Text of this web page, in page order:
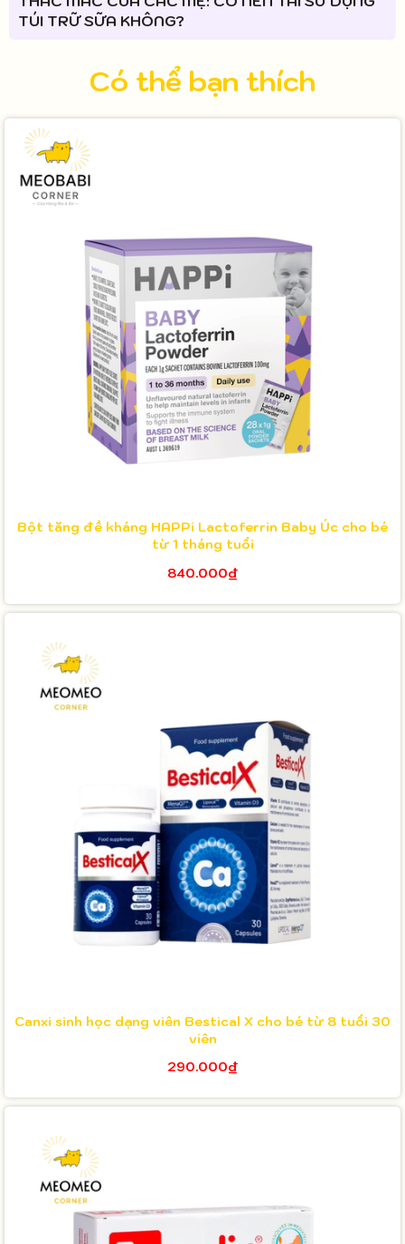
TÚI TRỮ SỮA KHÔNG?
Có thể bạn thích
Bột tăng đề kháng HAPPi Lactoferrin Baby Úc cho bé
từ 1 tháng tuổi
840.000₫
Canxi sinh học dạng viên Bestical X cho bé từ 8 tuổi 30
viên
290.000₫